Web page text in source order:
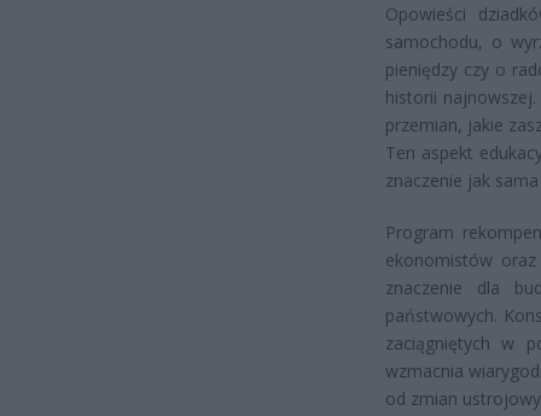
Opowieści
samochodu, o
pieniędzy czy o
historii
przemian, jakie
Ten aspekt
znaczenie jak
Program
ekonomistów
znaczenie dla
państwowych.
zaciągniętych w
wzmacnia
od zmian